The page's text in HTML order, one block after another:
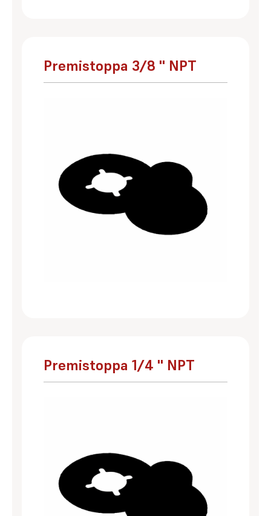
Premistoppa 3/8 '' NPT
Premistoppa 1/4 '' NPT